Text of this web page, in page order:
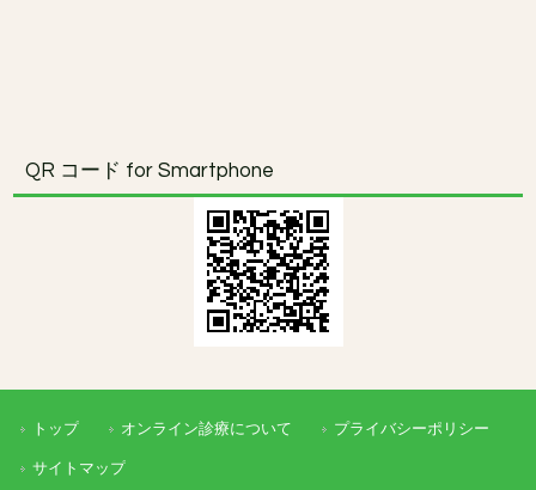
QR コード for Smartphone
トップ オンライン診療について プライバシーポリシー
サイトマップ